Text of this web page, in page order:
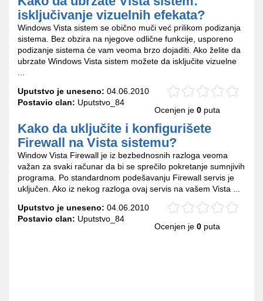
isključivanje vizuelnih efekata?
Windows Vista sistem se obično muči već prilikom podizanja
sistema. Bez obzira na njegove odlične funkcije, usporeno
podizanje sistema će vam veoma brzo dojaditi. Ako želite da
ubrzate Windows Vista sistem možete da isključite vizuelne
Uputstvo je uneseno: 04.06.2010
Postavio clan: Uputstvo_84
Ocenjen je 0 puta
Kako da uključite i konfigurišete
Firewall na Vista sistemu?
Window Vista Firewall je iz bezbednosnih razloga veoma
važan za svaki računar da bi se sprečilo pokretanje sumnjivih
programa. Po standardnom podešavanju Firewall servis je
uključen. Ako iz nekog razloga ovaj servis na vašem Vista ...
Uputstvo je uneseno: 04.06.2010
Postavio clan: Uputstvo_84
Ocenjen je 0 puta